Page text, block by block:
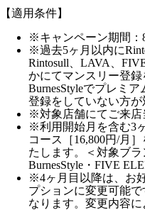
【適用条件】
※キャンペーン期間：
※過去5ヶ月以内に
Rintosull、LAVA、
かにてマンスリー登
BurnesStyleでプレミ
登録をしていない方が
※対象店舗にてご来店
※利用開始月を含む3
コース［16,800円/月
たします。＜対象ブラ
BurnesStyle・FIVE
※4ヶ月目以降は、お
プションに変更可能
なります。変更内容